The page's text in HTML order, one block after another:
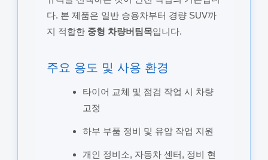
다. 본 제품은 일반 승용차부터 경량 SUV까
지 적합한 중형 차량버팀목입니다.
주요 용도 및 사용 환경
타이어 교체 및 점검 작업 시 차량
고정
하부 부품 정비 및 유압 작업 지원
개인 정비소, 자동차 센터, 정비 현